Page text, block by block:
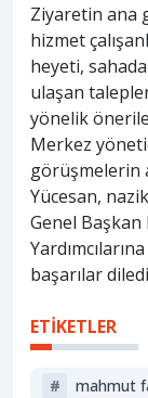
Ziyaretin ana
hizmet
heyeti,
ulaşan
yönelik
Merkez
görüşmelerin
Yücesan,
Genel Başkan
başarılar
ETİKETLER
#
mahmut